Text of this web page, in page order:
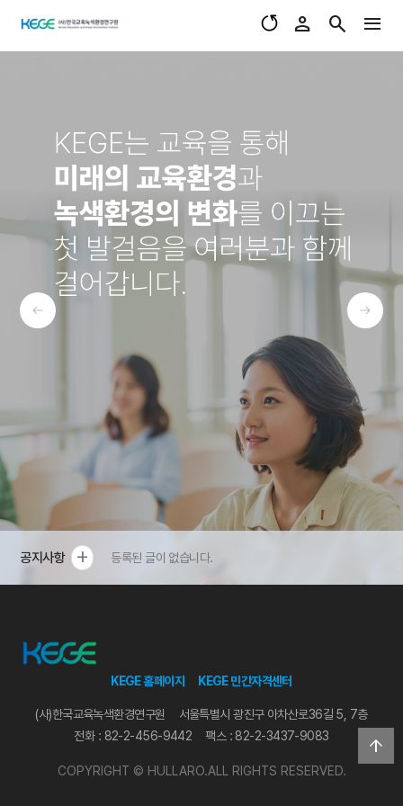
공지사항 add 등록된 글이 없습니다.
KEGE 홈페이지 KEGE 민간자격센터
(사)한국교육녹색환경연구원
서울특별시 광진구 아차산로36길 5, 7층
전화 : 82-2-456-9442
팩스 : 82-2-3437-9083
COPYRIGHT © HULLARO.ALL RIGHTS RESERVED.
arrow_upward